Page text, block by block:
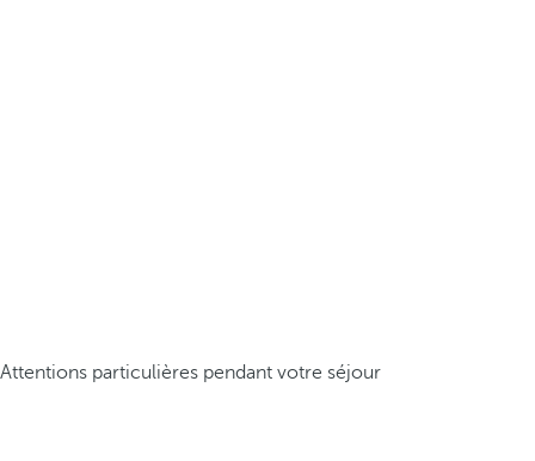
Attentions particulières pendant votre séjour